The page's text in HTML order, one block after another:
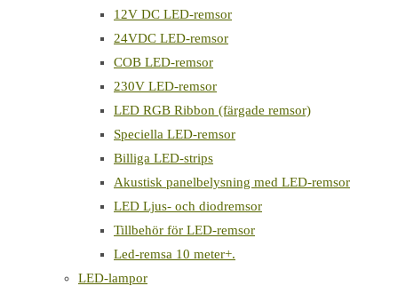
12V DC LED-remsor
24VDC LED-remsor
COB LED-remsor
230V LED-remsor
LED RGB Ribbon (färgade remsor)
Speciella LED-remsor
Billiga LED-strips
Akustisk panelbelysning med LED-remsor
LED Ljus- och diodremsor
Tillbehör för LED-remsor
Led-remsa 10 meter+.
LED-lampor